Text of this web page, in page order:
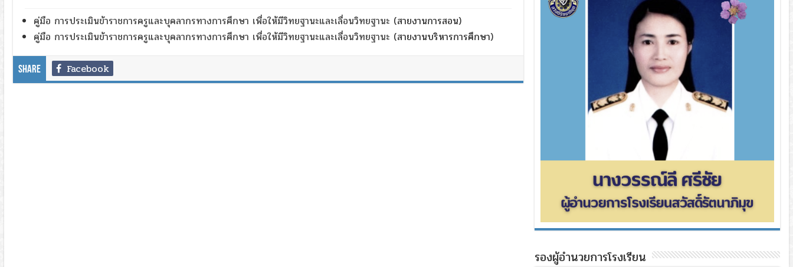
คู่มือ การประเมินข้าราชการครูและบุคลากรทางการศึกษา เพื่อให้มีวิทยฐานะและเลื่อนวิทยฐานะ (สายงานการสอน)
คู่มือ การประเมินข้าราชการครูและบุคลากรทางการศึกษา เพื่อให้มีวิทยฐานะและเลื่อนวิทยฐานะ (สายงานบริหารการศึกษา)
Share Facebook
รองผู้อำนวยการโรงเรียน